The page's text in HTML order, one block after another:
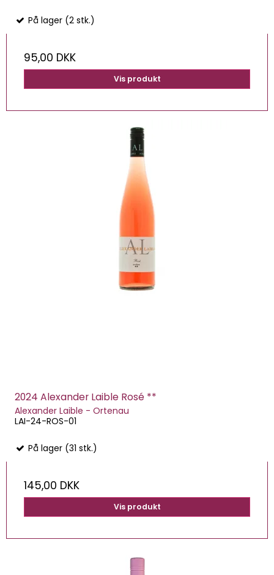
På lager (2 stk.)
95,00 DKK
Vis produkt
2024 Alexander Laible Rosé **
Alexander Laible - Ortenau
LAI-24-ROS-01
På lager (31 stk.)
145,00 DKK
Vis produkt